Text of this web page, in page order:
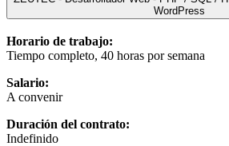
WordPress
Horario de trabajo:
Tiempo completo, 40 horas por semana
Salario:
A convenir
Duración del contrato:
Indefinido